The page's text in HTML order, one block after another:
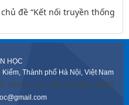
đề “Kết nối truyền thống
HỌC
Thành phố Hà Nội, Việt Nam
3548. Fax: (84-24) 825 0385